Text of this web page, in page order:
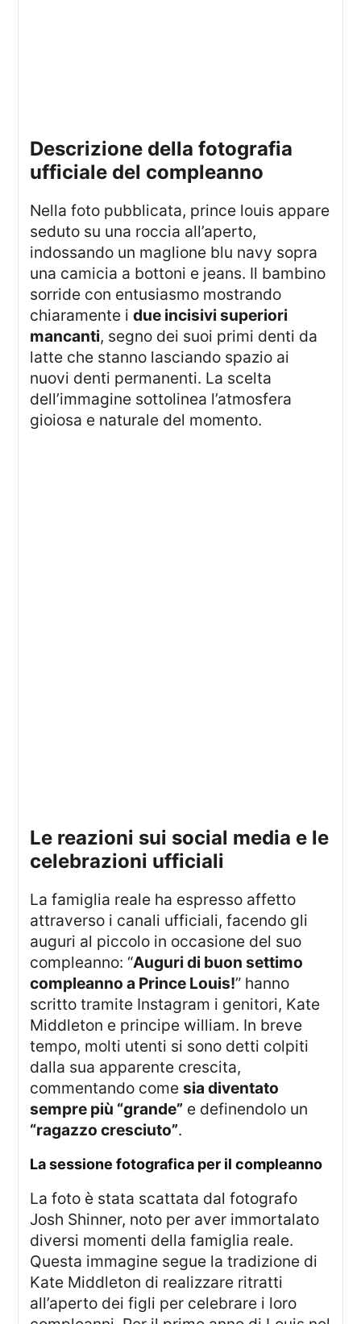
descrizione della fotografia
ufficiale del compleanno
Nella foto pubblicata, prince louis appare
seduto su una roccia all’aperto,
indossando un maglione blu navy sopra
una camicia a bottoni e jeans. Il bambino
sorride con entusiasmo mostrando
chiaramente idue incisivi superiori
mancanti, segno dei suoi primi denti da
latte che stanno lasciando spazio ai
nuovi denti permanenti. La scelta
dell’immagine sottolinea l’atmosfera
gioiosa e naturale del momento.
le reazioni sui social media e le
celebrazioni ufficiali
La famiglia reale ha espresso affetto
attraverso i canali ufficiali, facendo gli
auguri al piccolo in occasione del suo
compleanno: “Auguri di buon settimo
compleanno a Prince Louis!” hanno
scritto tramite Instagram i genitori, Kate
Middleton e principe william. In breve
tempo, molti utenti si sono detti colpiti
dalla sua apparente crescita,
commentando comesia diventato
sempre più “grande” e definendolo un
“ragazzo cresciuto”.
la sessione fotografica per il compleanno
La foto è stata scattata dal fotografo
Josh Shinner, noto per aver immortalato
diversi momenti della famiglia reale.
Questa immagine segue la tradizione di
Kate Middleton di realizzare ritratti
all’aperto dei figli per celebrare i loro